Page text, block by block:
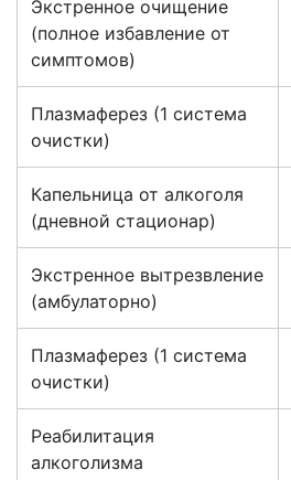
Экстренное очищение
(полное избавление от
симптомов)
Плазмаферез (1 система
очистки)
Капельница от алкоголя
(дневной стационар)
Экстренное вытрезвление
(амбулаторно)
Плазмаферез (1 система
очистки)
Реабилитация
алкоголизма